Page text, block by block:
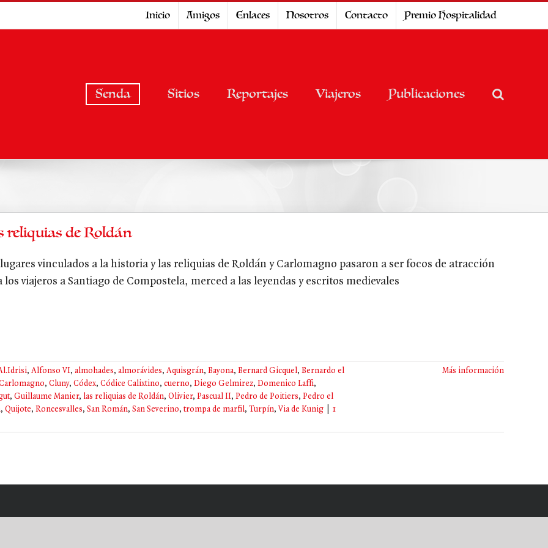
Inicio Amigos Enlaces Nosotros Contacto Premio Hospitalidad
Senda Sitios Reportajes Viajeros Publicaciones
reliquias de Roldán
vinculados a la historia y las reliquias de Roldán y Carlomagno pasaron a ser focos de atracción
los viajeros a Santiago de Compostela, merced a las leyendas y escritos medievales
, Alfonso VI, almohades, almorávides, Aquisgrán, Bayona, Bernard Gicquel, Bernardo el
, Cluny, Códex, Códice Calixtino, cuerno, Diego Gelmirez, Domenico Laffi,
, Guillaume Manier, las reliquias de Roldán, Olivier, Pascual II, Pedro de Poitiers, Pedro el
, Quijote, Roncesvalles, San Román, San Severino, trompa de marfil, Turpín, Via de Kunig
1
Más información